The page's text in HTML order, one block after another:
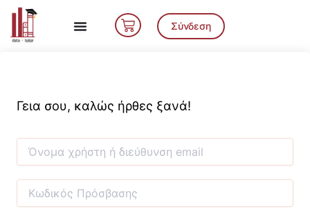
Μετάβαση
περιεχόμενο
Cart Σύνδεση
Γεια σου, καλώς ήρθες ξανά!